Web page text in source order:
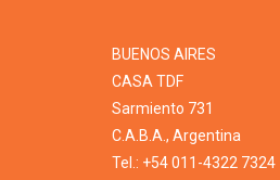
BUENOS AIRES
CASA TDF
Sarmiento 731
C.A.B.A., Argentina
Tel.: +54 011-4322 7324